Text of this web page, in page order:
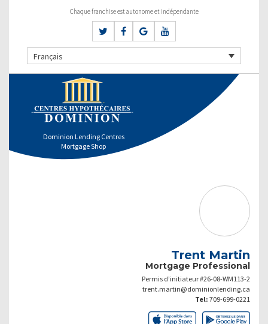
Chaque franchise est autonome et indépendante
Français
Dominion Lending Centres
Mortgage Shop
Trent Martin
Mortgage Professional
Permis d’initiateur #26-08-WM113-2
trent.martin@dominionlending.ca
Tel: 709-699-0221